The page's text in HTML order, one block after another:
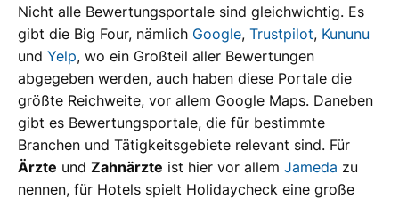
Nicht alle Bewertungsportale sind gleichwichtig. Es
gibt die Big Four, nämlich Google, Trustpilot, Kununu
und Yelp, wo ein Großteil aller Bewertungen
abgegeben werden, auch haben diese Portale die
größte Reichweite, vor allem Google Maps. Daneben
gibt es Bewertungsportale, die für bestimmte
Branchen und Tätigkeitsgebiete relevant sind. Für
Ärzte und Zahnärzte ist hier vor allem Jameda zu
nennen, für Hotels spielt Holidaycheck eine große